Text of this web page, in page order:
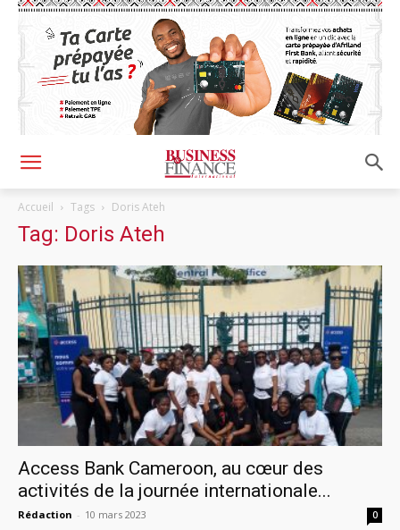
Accueil Tags Doris Ateh
Tag: Doris Ateh
Access Bank Cameroon, au cœur des
activités de la journée internationale...
Rédaction - 10 mars 2023 0